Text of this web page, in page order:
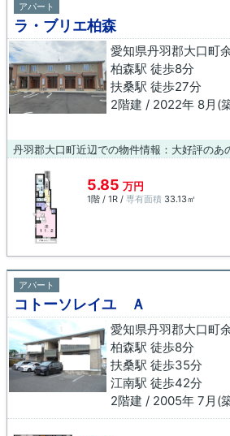
アパート
ラ・ブリエ柏森
愛知県丹羽郡大口町
柏森駅 徒歩8分
扶桑駅 徒歩27分
2階建 / 2022年 8月(
5.85 万円
1階 / 1R / 専有面積 33.13㎡
アパート
コトーソレイユ Ａ
愛知県丹羽郡大口町
柏森駅 徒歩8分
扶桑駅 徒歩35分
江南駅 徒歩42分
2階建 / 2005年 7月(